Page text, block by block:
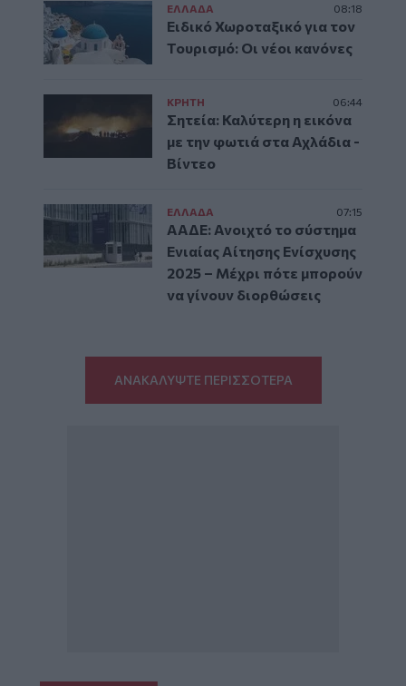
ΕΛΛAΔΑ 08:18
Ειδικό Χωροταξικό για τον
Τουρισμό: Οι νέοι κανόνες
ΚΡΗΤΗ 06:44
Σητεία: Καλύτερη η εικόνα
με την φωτιά στα Αχλάδια -
Βίντεο
ΕΛΛAΔΑ 07:15
ΑΑΔΕ: Ανοιχτό το σύστημα
Ενιαίας Αίτησης Ενίσχυσης
2025 – Μέχρι πότε μπορούν
να γίνουν διορθώσεις
ΑΝΑΚΑΛΥΨΤΕ ΠΕΡΙΣΣΟΤΕΡΑ